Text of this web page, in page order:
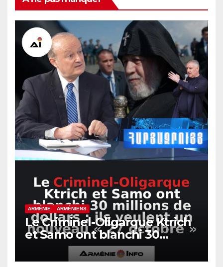
ARMÉNIE ARMÉNIENS
Le Criminel-Oligarque Ktrich
et Samo ont blanchi 30
millions de dollars : ils
veulent un nouveau « 27